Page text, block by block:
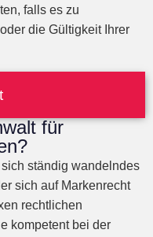
falls es zu
die Gültigkeit Ihrer
für
ständig wandelndes
sich auf Markenrecht
rechtlichen
kompetent bei der